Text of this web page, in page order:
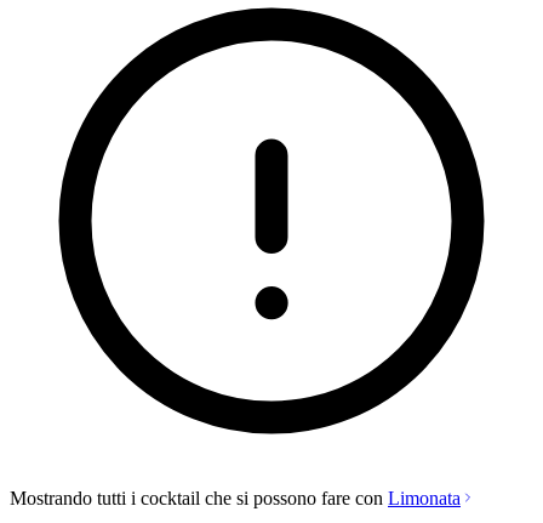
Mostrando tutti i cocktail che si possono fare con Limonata